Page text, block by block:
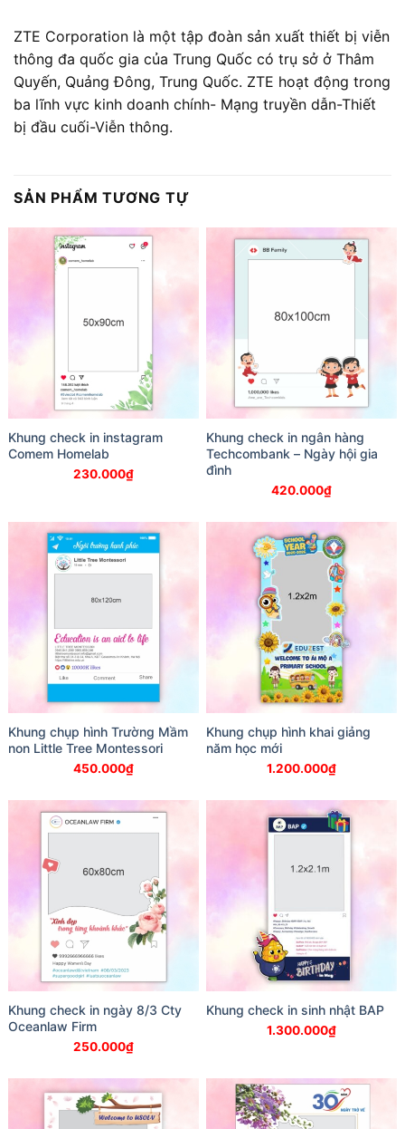
ZTE Corporation là một tập đoàn sản xuất thiết bị viễn
thông đa quốc gia của Trung Quốc có trụ sở ở Thâm
Quyến, Quảng Đông, Trung Quốc. ZTE hoạt động trong
ba lĩnh vực kinh doanh chính- Mạng truyền dẫn-Thiết
bị đầu cuối-Viễn thông.
SẢN PHẨM TƯƠNG TỰ
Khung check in instagram
Comem Homelab
230.000₫
Khung check in ngân hàng
Techcombank – Ngày hội gia
đình
420.000₫
Khung chụp hình Trường Mầm
non Little Tree Montessori
450.000₫
Khung chụp hình khai giảng
năm học mới
1.200.000₫
Khung check in ngày 8/3 Cty
Oceanlaw Firm
250.000₫
Khung check in sinh nhật BAP
1.300.000₫